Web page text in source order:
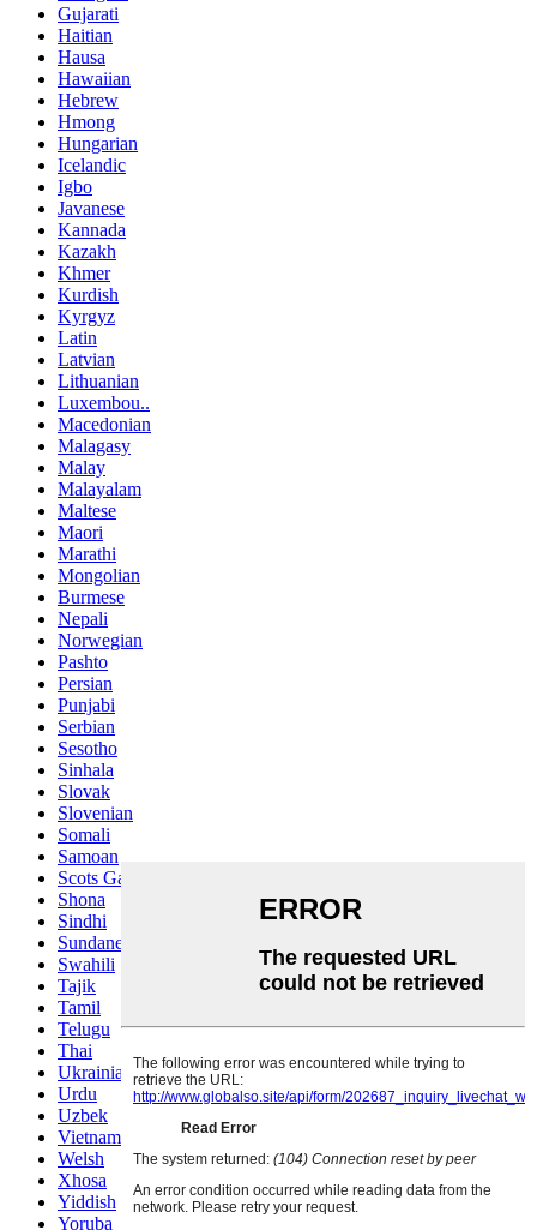
Gujarati
Haitian
Hausa
Hawaiian
Hebrew
Hmong
Hungarian
Icelandic
Igbo
Javanese
Kannada
Kazakh
Khmer
Kurdish
Kyrgyz
Latin
Latvian
Lithuanian
Luxembou..
Macedonian
Malagasy
Malay
Malayalam
Maltese
Maori
Marathi
Mongolian
Burmese
Nepali
Norwegian
Pashto
Persian
Punjabi
Serbian
Sesotho
Sinhala
Slovak
Slovenian
Somali
Samoan
Scots Gaelic
Shona
Sindhi
Sundanese
Swahili
Tajik
Tamil
Telugu
Thai
Ukrainian
Urdu
Uzbek
Vietnamese
Welsh
Xhosa
Yiddish
Yoruba